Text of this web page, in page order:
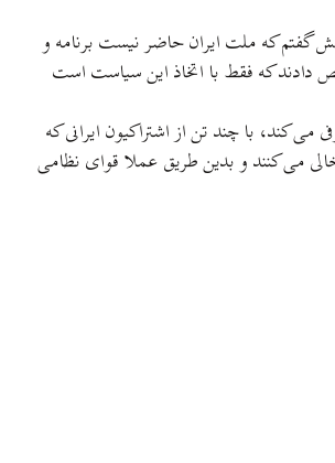
گفتم که ملت ایران حاضر نیست برنامه و
دادند که فقط با اتخاذ این سیاست است
می کند، با چند تن از اشتراکیون ایرانی که
می کنند و بدین طریق عملا قوای نظامی